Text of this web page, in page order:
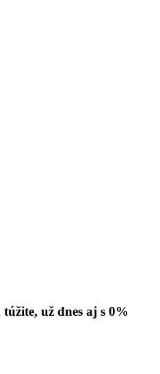
už dnes aj s 0%